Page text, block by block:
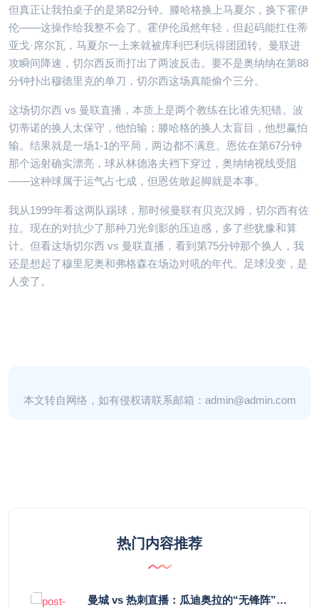
但真正让我拍桌子的是第82分钟。滕哈格换上马夏尔，换下霍伊
伦——这操作给我整不会了。霍伊伦虽然年轻，但起码能扛住蒂
亚戈·席尔瓦，马夏尔一上来就被库利巴利玩得团团转。曼联进
攻瞬间降速，切尔西反而打出了两波反击。要不是奥纳纳在第88
分钟扑出穆德里克的单刀，切尔西这场真能偷个三分。
这场切尔西 vs 曼联直播，本质上是两个教练在比谁先犯错。波
切蒂诺的换人太保守，他怕输；滕哈格的换人太盲目，他想赢怕
输。结果就是一场1-1的平局，两边都不满意。恩佐在第67分钟
那个远射确实漂亮，球从林德洛夫裆下穿过，奥纳纳视线受阻
——这种球属于运气占七成，但恩佐敢起脚就是本事。
我从1999年看这两队踢球，那时候曼联有贝克汉姆，切尔西有佐
拉。现在的对抗少了那种刀光剑影的压迫感，多了些犹豫和算
计。但看这场切尔西 vs 曼联直播，看到第75分钟那个换人，我
还是想起了穆里尼奥和弗格森在场边对吼的年代。足球没变，是
人变了。
本文转自网络，如有侵权请联系邮箱：admin@admin.com
热门内容推荐
曼城 vs 热刺直播：瓜迪奥拉的“无锋阵”是天才设计还是自废武功？